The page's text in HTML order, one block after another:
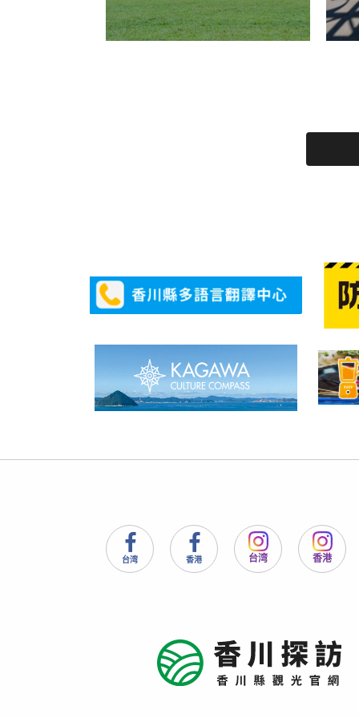
台湾 香港 台湾 香港